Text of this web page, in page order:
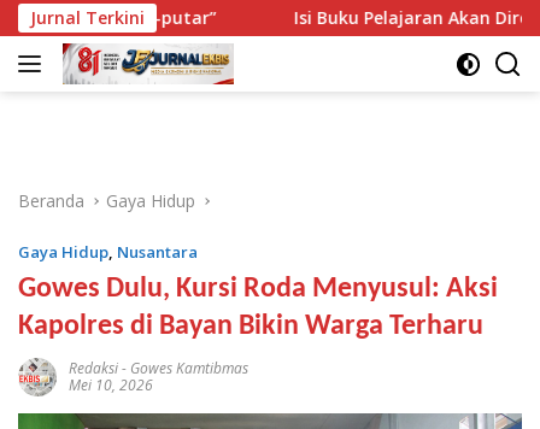
Langsung
ke
konten
Jurnal Terkini
putar” Isi Buku Pelajaran Akan Dirombak, Ini 3
Beranda Gaya Hidup
Gaya Hidup, Nusantara
Gowes Dulu, Kursi Roda Menyusul: Aksi
Kapolres di Bayan Bikin Warga Terharu
Redaksi- Gowes Kamtibmas
Mei 10, 2026